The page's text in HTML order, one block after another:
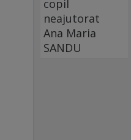
copil
neajutorat
Ana Maria
SANDU